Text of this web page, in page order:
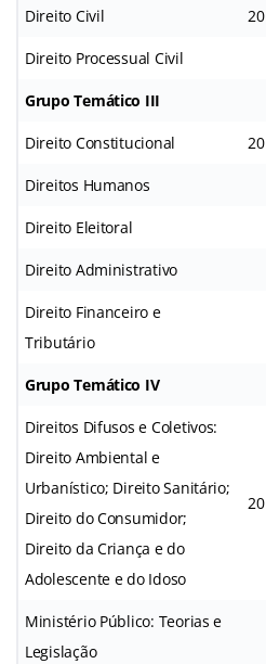
Direito Civil 20
Direito Processual Civil
Grupo Temático III
Direito Constitucional 20
Direitos Humanos
Direito Eleitoral
Direito Administrativo
Direito Financeiro e
Tributário
Grupo Temático IV
Direitos Difusos e Coletivos:
Direito Ambiental e
Urbanístico; Direito Sanitário;
Direito do Consumidor;
Direito da Criança e do
Adolescente e do Idoso
20
Ministério Público: Teorias e
Legislação